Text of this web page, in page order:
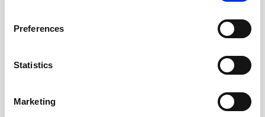
Preferences
Statistics
Marketing
интернациональной кухни с 19:00 до 21:30.
дополнительную плату)
дополнительную плату)